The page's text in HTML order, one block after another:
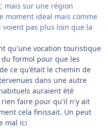
mais sur une région
moment ideal mais comme
pas plus loin que la
qu'une vocation touristique
formol pour que les
ce qu'était le chemin de
dans une autre
auraient été
rien faire pour qu'il n'y ait
cela finissait. Un peut
mal ici